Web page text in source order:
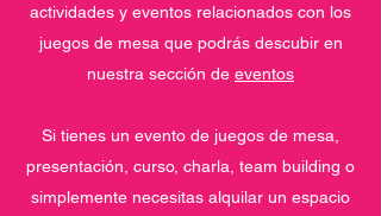
actividades y eventos relacionados con los
juegos de mesa que podrás descubir en
nuestra sección de eventos
Si tienes un evento de juegos de mesa,
presentación, curso, charla, team building o
simplemente necesitas alquilar un espacio